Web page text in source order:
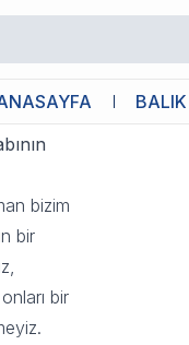
BALIK
Su Kabı
bizim
bir
bir